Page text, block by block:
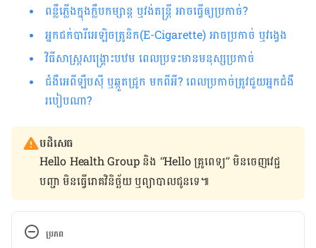
ពន្លឺ​ភ្លើង​ក្នុង​ក្លឹប​កម្សាន្ត ឬ​វង់​តន្ត្រី​​ អាច​ធ្វើឲ្យ​ប្រកាច់?
អ្នក​ជក់​​បារី​អេឡិចត្រូនិក​(E-Cigarette)អាច​ប្រកាច់​ ឬ​វង្វេង​
វិធីសាស្ត្រសង្គ្រោះបឋម ពេលប្រទះមានមនុស្សប្រកាច់
ជំងឺអេពីឡឹបស៊ី ឬឆ្កួតជ្រូក មកពីអី?ពេលប្រកាច់ត្រូវជួយអ្នកជំងឺ
របៀបណា?
បដិសេធ
Hello Health Group និង “Hello គ្រូពេទ្យ” មិន​ចេញ​វេជ្ជ
បញ្ជា មិន​ធ្វើ​រោគវិនិច្ឆ័យ ឬ​ព្យាបាល​ជូន​ទេ៕
ប្រភព